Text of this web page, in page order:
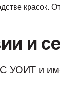
красок.
и
УОИТ и